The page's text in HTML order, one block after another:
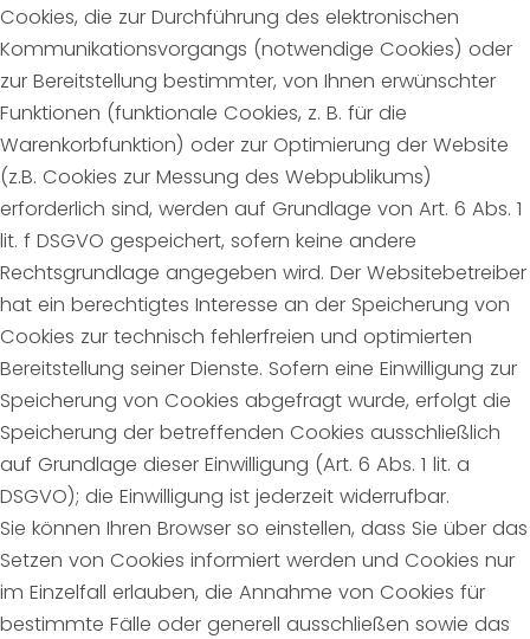
Cookies, die zur Durchführung des elektronischen
Kommunikationsvorgangs (notwendige Cookies) oder
zur Bereitstellung bestimmter, von Ihnen erwünschter
Funktionen (funktionale Cookies, z. B. für die
Warenkorbfunktion) oder zur Optimierung der Website
(z.B. Cookies zur Messung des Webpublikums)
erforderlich sind, werden auf Grundlage von Art. 6 Abs. 1
lit. f DSGVO gespeichert, sofern keine andere
Rechtsgrundlage angegeben wird. Der Websitebetreiber
hat ein berechtigtes Interesse an der Speicherung von
Cookies zur technisch fehlerfreien und optimierten
Bereitstellung seiner Dienste. Sofern eine Einwilligung zur
Speicherung von Cookies abgefragt wurde, erfolgt die
Speicherung der betreffenden Cookies ausschließlich
auf Grundlage dieser Einwilligung (Art. 6 Abs. 1 lit. a
DSGVO); die Einwilligung ist jederzeit widerrufbar.
Sie können Ihren Browser so einstellen, dass Sie über das
Setzen von Cookies informiert werden und Cookies nur
im Einzelfall erlauben, die Annahme von Cookies für
bestimmte Fälle oder generell ausschließen sowie das